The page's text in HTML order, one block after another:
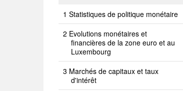
Statistiques de politique monétaire
Evolutions monétaires et
financières de la zone euro et au
Luxembourg
Marchés de capitaux et taux
d'intérêt